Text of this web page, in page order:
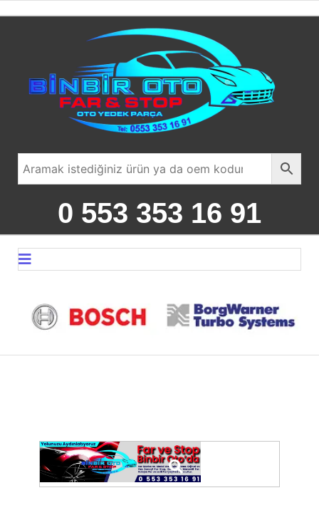
0 553 353 16 91